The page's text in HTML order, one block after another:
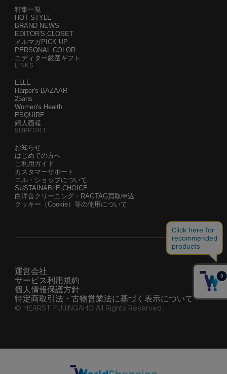
特集一覧
HOT STYLE
BRAND NEWS
EDITOR'S CLOSET
メルマガPICK UP
PERSONAL COLOR
エディター厳選ギフト
LINKS
ELLE
Harper's BAZAAR
25ans
Women's Health
ESQUIRE
婦人画報
SUPPORT
お知らせ
はじめての方へ
ご利用ガイド
カスタマーサポート
エル・ショップについて
SUSTAINABLE CHOICE
白洋舍クリーニング・RAGTAG買取申込
クッキー（Cookie）等の使用について
運営会社
サービス利用規約
個人情報保護方針
特定商取引法・古物営業法に基づく表示について
© HEARST FUJINGAHO All Rights Reserved.